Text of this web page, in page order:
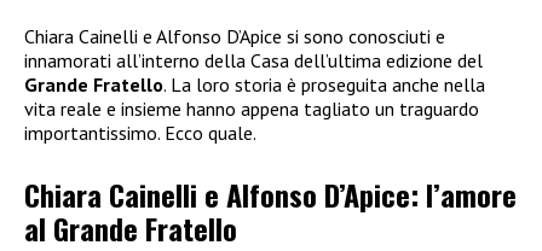
Chiara Cainelli e Alfonso D’Apice si sono conosciuti e
innamorati all’interno della Casa dell’ultima edizione del
Grande Fratello. La loro storia è proseguita anche nella
vita reale e insieme hanno appena tagliato un traguardo
importantissimo. Ecco quale.
Chiara Cainelli e Alfonso D’Apice: l’amore
al Grande Fratello